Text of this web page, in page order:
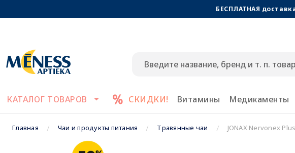
БЕСПЛАТНАЯ
КАТАЛОГ ТОВАРОВ СКИДКИ! Витамины Медикаменты
Главная Чаи и продукты питания Травянные чаи JONAX Nervonex